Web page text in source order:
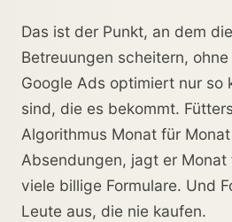
Das ist der Punkt, an dem
Betreuungen scheitern,
Google Ads optimiert nur so
sind, die es bekommt.
Algorithmus Monat für
Absendungen, jagt er
viele billige Formulare. Und
Leute aus, die nie kaufen.